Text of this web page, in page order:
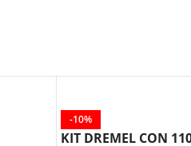
-10%
KIT DREMEL CON